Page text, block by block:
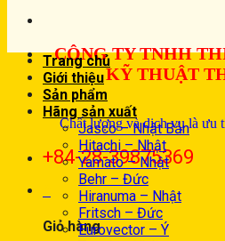
CÔNG TY TNHH
KỸ THUẬT
Chất lượng và dịch vụ là ưu
+84-28-39875369
Giỏ hàng
Trang chủ
Giới thiệu
Sản phẩm
Hãng sản xuất
Jasco – Nhật Bản
Hitachi – Nhật
Yamato – Nhật
Behr – Đức
Hiranuma – Nhật
Fritsch – Đức
Eurovector – Ý